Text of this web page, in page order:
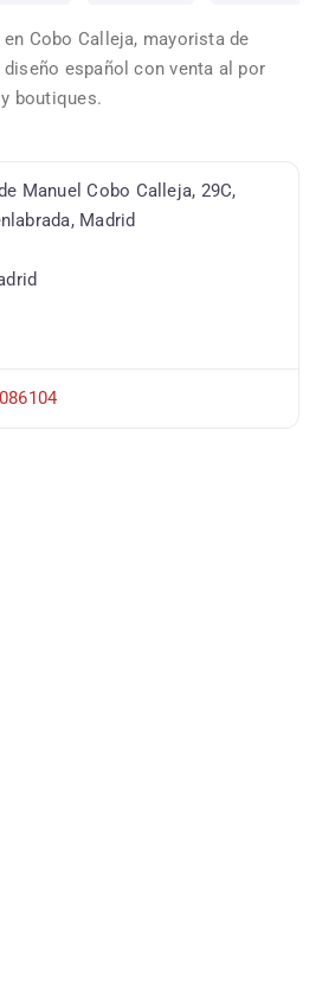
Cobo Calleja, mayorista de
español con venta al por
boutiques.
Manuel Cobo Calleja, 29C,
Madrid